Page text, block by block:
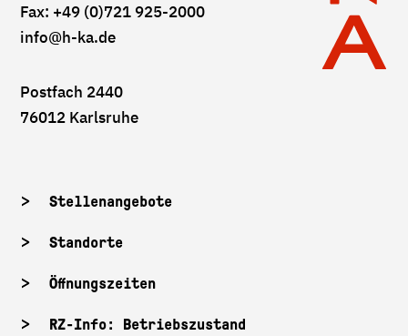
Fax: +49 (0)721 925-2000
info@h-ka.de
Postfach 2440
76012 Karlsruhe
Stellenangebote
Standorte
Öffnungszeiten
RZ-Info: Betriebszustand